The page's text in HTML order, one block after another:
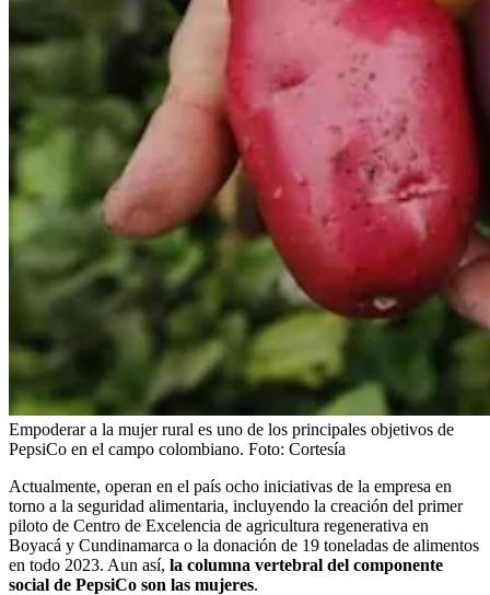
Empoderar a la mujer rural es uno de los principales objetivos de
PepsiCo en el campo colombiano. Foto: Cortesía
Actualmente, operan en el país ocho iniciativas de la empresa en
torno a la seguridad alimentaria, incluyendo la creación del primer
piloto de Centro de Excelencia de agricultura regenerativa en
Boyacá y Cundinamarca o la donación de 19 toneladas de alimentos
en todo 2023. Aun así, la columna vertebral del componente
social de PepsiCo son las mujeres.